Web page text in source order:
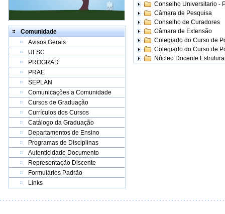
Comunidade
Avisos Gerais
UFSC
PROGRAD
PRAE
SEPLAN
Comunicações a Comunidade
Cursos de Graduação
Currículos dos Cursos
Catálogo da Graduação
Departamentos de Ensino
Programas de Disciplinas
Autenticidade Documento
Representação Discente
Formulários Padrão
Links
Conselho Universitario -
Câmara de Pesquisa
Conselho de Curadores
Câmara de Extensão
Colegiado do Curso de
Colegiado do Curso de
Núcleo Docente